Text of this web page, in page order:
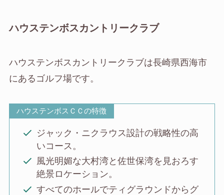
ハウステンボスカントリークラブ
ハウステンボスカントリークラブは長崎県西海市
にあるゴルフ場です。
ハウステンボスＣＣの特徴
ジャック・ニクラウス設計の戦略性の高
いコース。
風光明媚な大村湾と佐世保湾を見おろす
絶景ロケーション。
すべてのホールでティグラウンドからグ